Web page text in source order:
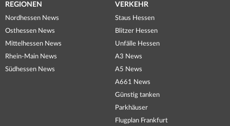
REGIONEN
Nordhessen News
Osthessen News
Mittelhessen News
Rhein-Main News
Südhessen News
VERKEHR
Staus Hessen
Blitzer Hessen
Unfälle Hessen
A3 News
A5 News
A661 News
Günstig tanken
Parkhäuser
Flugplan Frankfurt